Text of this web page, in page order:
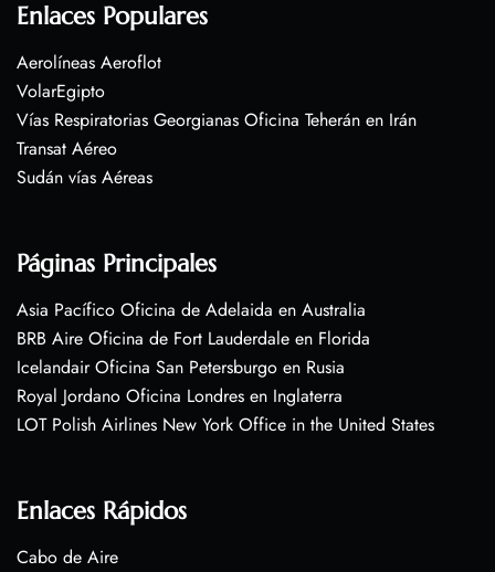
Enlaces Populares
Aerolíneas Aeroflot
VolarEgipto
Vías Respiratorias Georgianas Oficina Teherán en Irán
Transat Aéreo
Sudán vías Aéreas
Páginas Principales
Asia Pacífico Oficina de Adelaida en Australia
BRB Aire Oficina de Fort Lauderdale en Florida
Icelandair Oficina San Petersburgo en Rusia
Royal Jordano Oficina Londres en Inglaterra
LOT Polish Airlines New York Office in the United States
Enlaces Rápidos
Cabo de Aire